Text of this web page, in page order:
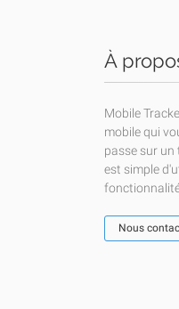
À
Mobile
mobile qui
passe sur un
est simple
Nous